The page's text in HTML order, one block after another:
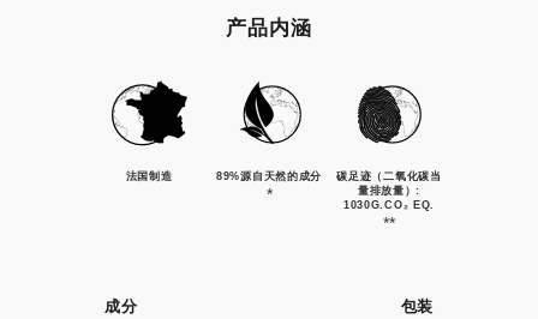
产品内涵
法国制造 89%源自天然的成分
*
碳足迹（二氧化碳当
量排放量）:
1030G.CO₂ EQ.
**
成分 包装